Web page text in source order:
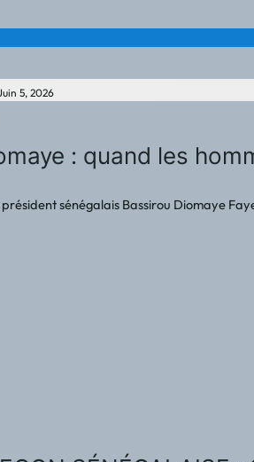
5, 2026
: quand les
sénégalais Bassirou Diomaye